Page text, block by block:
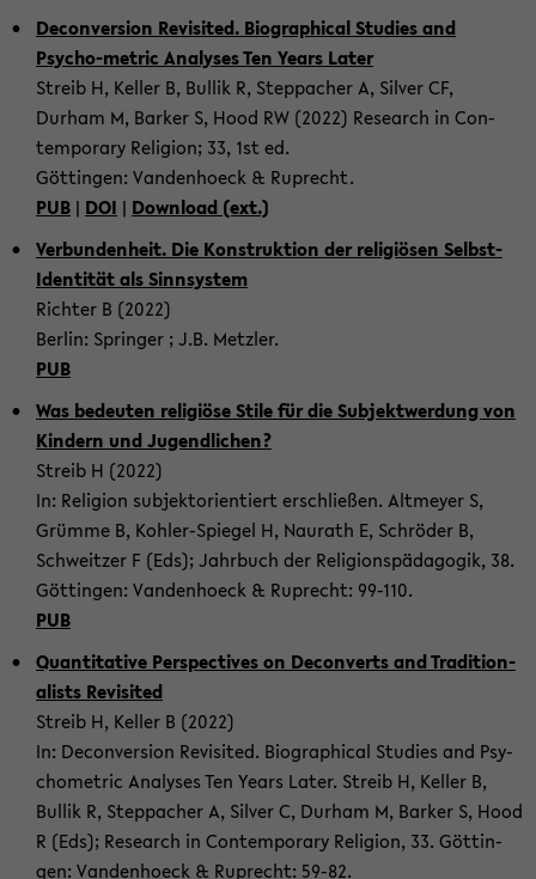
De­con­ver­sion Re­vis­ited. Bi­o­graph­i­cal Stud­ies and
Psycho-​metric Analy­ses Ten Years Later
Streib H, Keller B, Bul­lik R, Step­pacher A, Sil­ver CF,
Durham M, Barker S, Hood RW (2022) Re­search in Con­
tem­po­rary Re­li­gion; 33, 1st ed.
Göttin­gen: Van­den­hoeck & Ruprecht.
PUB | DOI | Down­load (ext.)
Ver­bun­den­heit. Die Kon­struk­tion der re­ligiösen Selbst-​
Identität als Sinnsys­tem
Richter B (2022)
Berlin: Springer ; J.B. Met­zler.
PUB
Was be­deuten re­ligiöse Stile für die Sub­jek­twer­dung von
Kindern und Ju­gendlichen?
Streib H (2022)
In: Re­li­gion sub­jek­to­ri­en­tiert er­schließen. Alt­meyer S,
Grümme B, Kohler-​Spiegel H, Nau­rath E, Schröder B,
Schweitzer F (Eds); Jahrbuch der Re­li­gionspäda­gogik, 38.
Göttin­gen: Van­den­hoeck & Ruprecht: 99-​110.
PUB
Quan­ti­ta­tive Per­spec­tives on De­con­verts and Tra­di­tion­
al­ists Re­vis­ited
Streib H, Keller B (2022)
In: De­con­ver­sion Re­vis­ited. Bi­o­graph­i­cal Stud­ies and Psy­
cho­me­t­ric Analy­ses Ten Years Later. Streib H, Keller B,
Bul­lik R, Step­pacher A, Sil­ver C, Durham M, Barker S, Hood
R (Eds); Re­search in Con­tem­po­rary Re­li­gion, 33. Göttin­
gen: Van­den­hoeck & Ruprecht: 59-82.